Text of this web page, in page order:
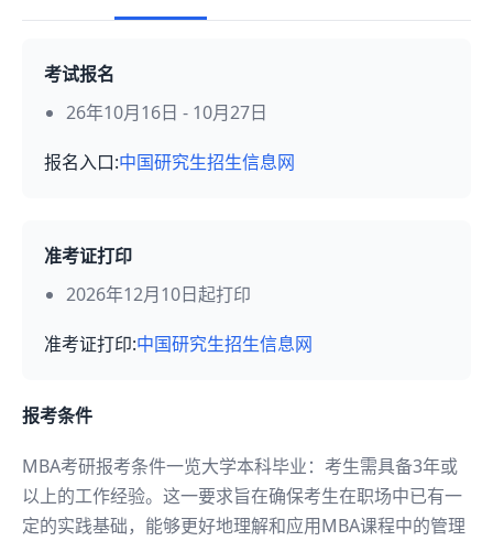
考试报名
26年10月16日 - 10月27日
报名入口:中国研究生招生信息网
准考证打印
2026年12月10日起打印
准考证打印:中国研究生招生信息网
报考条件
MBA考研报考条件一览大学本科毕业：考生需具备3年或
以上的工作经验。这一要求旨在确保考生在职场中已有一
定的实践基础，能够更好地理解和应用MBA课程中的管理